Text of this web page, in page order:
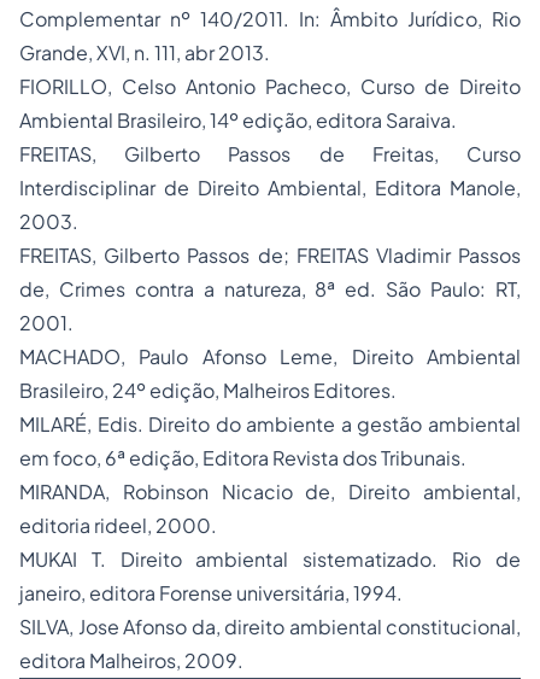
Complementar nº 140/2011. In: Âmbito Jurídico, Rio
Grande, XVI, n. 111, abr 2013.
FIORILLO, Celso Antonio Pacheco, Curso de Direito
Ambiental Brasileiro, 14º edição, editora Saraiva.
FREITAS, Gilberto Passos de Freitas, Curso
Interdisciplinar de Direito Ambiental, Editora Manole,
2003.
FREITAS, Gilberto Passos de; FREITAS Vladimir Passos
de, Crimes contra a natureza, 8ª ed. São Paulo: RT,
2001.
MACHADO, Paulo Afonso Leme, Direito Ambiental
Brasileiro, 24º edição, Malheiros Editores.
MILARÉ, Edis. Direito do ambiente a gestão ambiental
em foco, 6ª edição, Editora Revista dos Tribunais.
MIRANDA, Robinson Nicacio de, Direito ambiental,
editoria rideel, 2000.
MUKAI T. Direito ambiental sistematizado. Rio de
janeiro, editora Forense universitária, 1994.
SILVA, Jose Afonso da, direito ambiental constitucional,
editora Malheiros, 2009.